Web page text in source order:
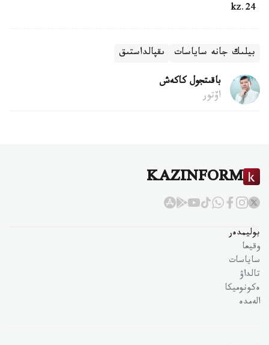
بيلىك جانە ساياسات ىقپالداستىق
باقىتجول كاكەش
اۆتور
KAZINFORM
بوليمدەر
وقيعا
ساياسات
تالداۋ
ەكونوميكا
الەمدە